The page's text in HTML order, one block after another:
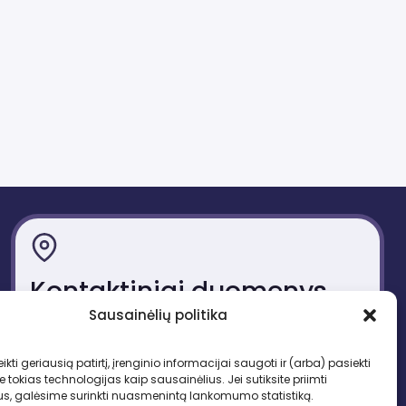
Sausainėlių politika
geriausią patirtį, įrenginio informacijai saugoti ir (arba) pasiekti
tokias technologijas kaip sausainėlius. Jei sutiksite priimti
galėsime surinkti nuasmenintą lankomumo statistiką.
Kontaktiniai duomenys
Tel. +370 683 95403
El. paštas: lbd.sekretore@gmail.com